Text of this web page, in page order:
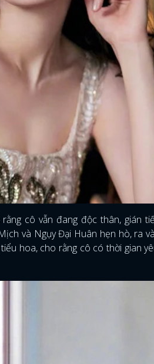
cô vẫn đang độc thân, gián
và Ngụy Đại Huân hẹn hò, ra
hoa, cho rằng cô có thời gian